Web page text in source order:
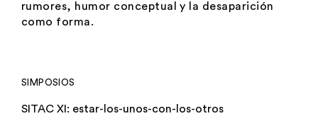
rumores, humor conceptual y la desaparición
como forma.
SIMPOSIOS
SITAC XI: estar-los-unos-con-los-otros